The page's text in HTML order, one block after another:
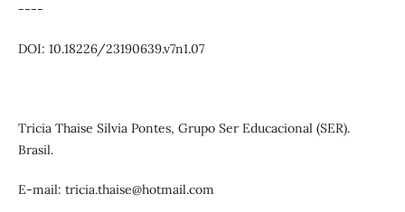
----
DOI: 10.18226/23190639.v7n1.07
Tricia Thaise Silvia Pontes, Grupo Ser Educacional (SER).
Brasil.
E-mail: tricia.thaise@hotmail.com